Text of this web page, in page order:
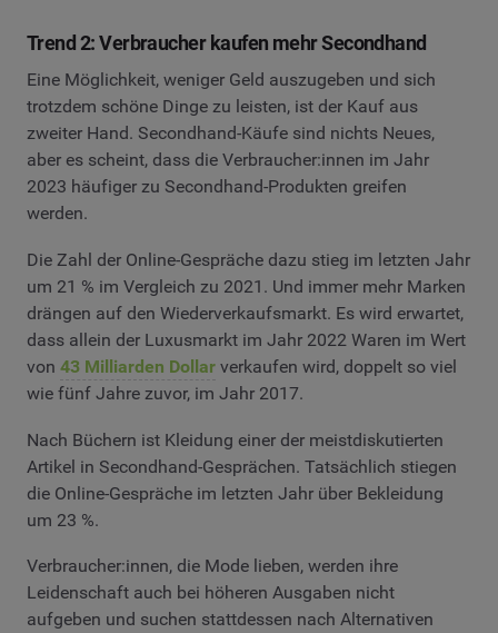
Trend 2: Verbraucher kaufen mehr Secondhand
Eine Möglichkeit, weniger Geld auszugeben und sich
trotzdem schöne Dinge zu leisten, ist der Kauf aus
zweiter Hand. Secondhand-Käufe sind nichts Neues,
aber es scheint, dass die Verbraucher:innen im Jahr
2023 häufiger zu Secondhand-Produkten greifen
werden.
Die Zahl der Online-Gespräche dazu stieg im letzten Jahr
um 21 % im Vergleich zu 2021. Und immer mehr Marken
drängen auf den Wiederverkaufsmarkt. Es wird erwartet,
dass allein der Luxusmarkt im Jahr 2022 Waren im Wert
von 43 Milliarden Dollar verkaufen wird, doppelt so viel
wie fünf Jahre zuvor, im Jahr 2017.
Nach Büchern ist Kleidung einer der meistdiskutierten
Artikel in Secondhand-Gesprächen. Tatsächlich stiegen
die Online-Gespräche im letzten Jahr über Bekleidung
um 23 %.
Verbraucher:innen, die Mode lieben, werden ihre
Leidenschaft auch bei höheren Ausgaben nicht
aufgeben und suchen stattdessen nach Alternativen